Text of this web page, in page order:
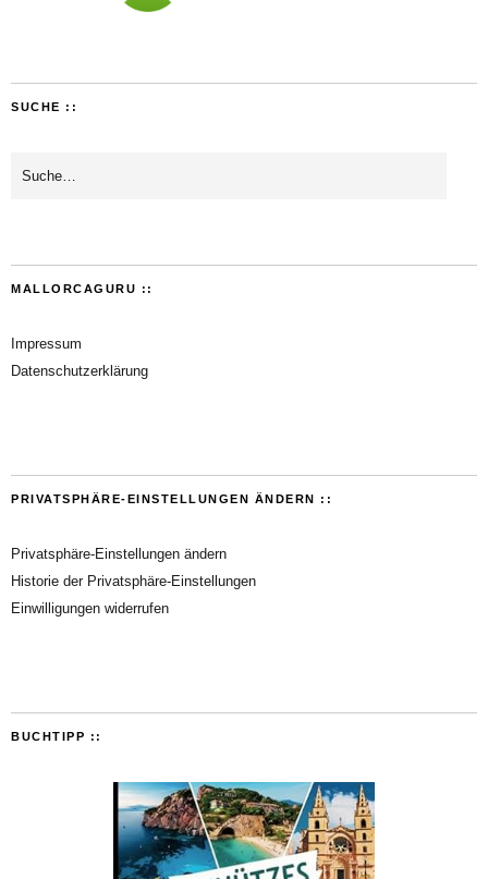
SUCHE ::
MALLORCAGURU ::
Impressum
Datenschutzerklärung
PRIVATSPHÄRE-EINSTELLUNGEN ÄNDERN ::
Privatsphäre-Einstellungen ändern
Historie der Privatsphäre-Einstellungen
Einwilligungen widerrufen
BUCHTIPP ::